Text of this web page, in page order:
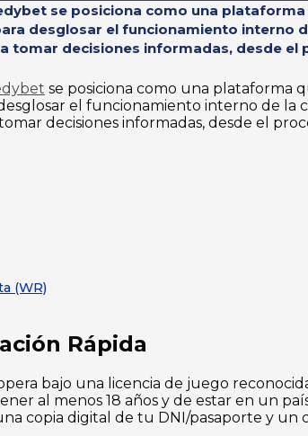
se posiciona como una
desglosar el funcionamiento interno
tomar decisiones informadas, desde el
se posiciona como una plataforma
el funcionamiento interno de la
decisiones informadas, desde el
(WR)
Rápida
bajo una licencia de juego
al menos 18 años y de estar en un
copia digital de tu DNI/pasaporte y